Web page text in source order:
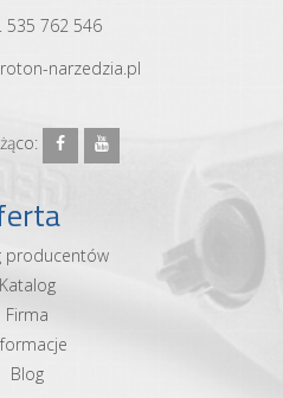
535 762 546
narzedzia.pl
producentów
Katalog
Firma
Blog